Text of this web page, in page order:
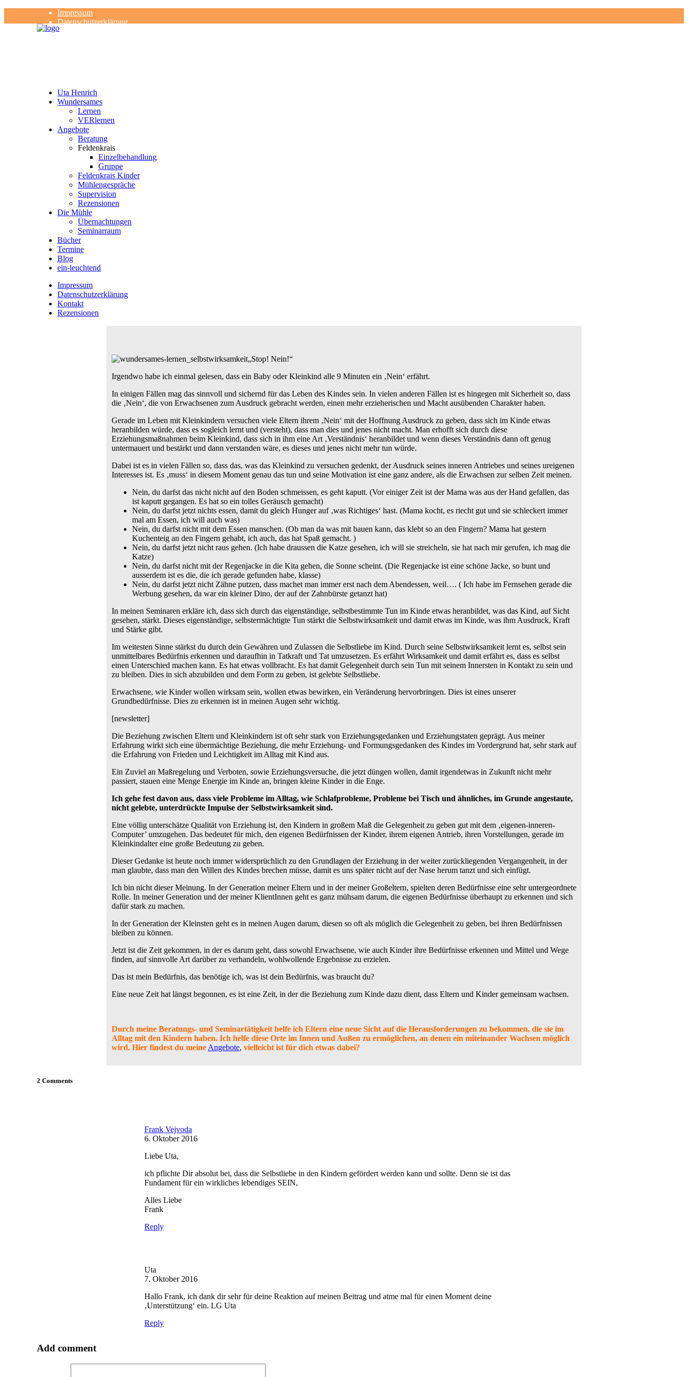
Impressum
Datenschutzerklärung
Kontakt
Uta Henrich
Wundersames
Lernen
VERlernen
Angebote
Beratung
Feldenkrais
Einzelbehandlung
Gruppe
Feldenkrais Kinder
Mühlengespräche
Supervision
Rezensionen
Die Mühle
Übernachtungen
Seminarraum
Bücher
Termine
Blog
ein-leuchtend
Impressum
Datenschutzerklärung
Kontakt
Rezensionen
„Stop! Nein!“
Irgendwo habe ich einmal gelesen, dass ein Baby oder Kleinkind alle 9 Minuten ein ‚Nein‘ erfährt.
In einigen Fällen mag das sinnvoll und sichernd für das Leben des Kindes sein. In vielen anderen Fällen ist es hingegen mit Sicherheit so, dass
die ‚Nein‘, die von Erwachsenen zum Ausdruck gebracht werden, einen mehr erzieherischen und Macht ausübenden Charakter haben.
Gerade im Leben mit Kleinkindern versuchen viele Eltern ihrem ‚Nein‘ mit der Hoffnung Ausdruck zu geben, dass sich im Kinde etwas
heranbilden würde, dass es sogleich lernt und (versteht), dass man dies und jenes nicht macht. Man erhofft sich durch diese
Erziehungsmaßnahmen beim Kleinkind, dass sich in ihm eine Art ‚Verständnis‘ heranbildet und wenn dieses Verständnis dann oft genug
untermauert und bestärkt und dann verstanden wäre, es dieses und jenes nicht mehr tun würde.
Dabei ist es in vielen Fällen so, dass das, was das Kleinkind zu versuchen gedenkt, der Ausdruck seines inneren Antriebes und seines ureigenen
Interesses ist. Es ‚muss‘ in diesem Moment genau das tun und seine Motivation ist eine ganz andere, als die Erwachsen zur selben Zeit meinen.
Nein, du darfst das nicht nicht auf den Boden schmeissen, es geht kaputt. (Vor einiger Zeit ist der Mama was aus der Hand gefallen, das
ist kaputt gegangen. Es hat so ein tolles Geräusch gemacht)
Nein, du darfst jetzt nichts essen, damit du gleich Hunger auf ‚was Richtiges‘ hast. (Mama kocht, es riecht gut und sie schleckert immer
mal am Essen, ich will auch was)
Nein, du darfst nicht mit dem Essen manschen. (Ob man da was mit bauen kann, das klebt so an den Fingern? Mama hat gestern
Kuchenteig an den Fingern gehabt, ich auch, das hat Spaß gemacht. )
Nein, du darfst jetzt nicht raus gehen. (Ich habe draussen die Katze gesehen, ich will sie streicheln, sie hat nach mir gerufen, ich mag die
Katze)
Nein, du darfst nicht mit der Regenjacke in die Kita gehen, die Sonne scheint. (Die Regenjacke ist eine schöne Jacke, so bunt und
ausserdem ist es die, die ich gerade gefunden habe, klasse)
Nein, du darfst jetzt nicht Zähne putzen, dass machet man immer erst nach dem Abendessen, weil…. ( Ich habe im Fernsehen gerade die
Werbung gesehen, da war ein kleiner Dino, der auf der Zahnbürste getanzt hat)
In meinen Seminaren erkläre ich, dass sich durch das eigenständige, selbstbestimmte Tun im Kinde etwas heranbildet, was das Kind, auf Sicht
gesehen, stärkt. Dieses eigenständige, selbstermächtigte Tun stärkt die Selbstwirksamkeit und damit etwas im Kinde, was ihm Ausdruck, Kraft
und Stärke gibt.
Im weitesten Sinne stärkst du durch dein Gewähren und Zulassen die Selbstliebe im Kind. Durch seine Selbstwirksamkeit lernt es, selbst sein
unmittelbares Bedürfnis erkennen und daraufhin in Tatkraft und Tat umzusetzen. Es erfährt Wirksamkeit und damit erfährt es, dass es selbst
einen Unterschied machen kann. Es hat etwas vollbracht. Es hat damit Gelegenheit durch sein Tun mit seinem Innersten in Kontakt zu sein und
zu bleiben. Dies in sich abzubilden und dem Form zu geben, ist gelebte Selbstliebe.
Erwachsene, wie Kinder wollen wirksam sein, wollen etwas bewirken, ein Veränderung hervorbringen. Dies ist eines unserer
Grundbedürfnisse. Dies zu erkennen ist in meinen Augen sehr wichtig.
[newsletter]
Die Beziehung zwischen Eltern und Kleinkindern ist oft sehr stark von Erziehungsgedanken und Erziehungstaten geprägt. Aus meiner
Erfahrung wirkt sich eine übermächtige Beziehung, die mehr Erziehung- und Formungsgedanken des Kindes im Vordergrund hat, sehr stark auf
die Erfahrung von Frieden und Leichtigkeit im Alltag mit Kind aus.
Ein Zuviel an Maßregelung und Verboten, sowie Erziehungsversuche, die jetzt düngen wollen, damit irgendetwas in Zukunft nicht mehr
passiert, stauen eine Menge Energie im Kinde an, bringen kleine Kinder in die Enge.
Ich gehe fest davon aus, dass viele Probleme im Alltag, wie Schlafprobleme, Probleme bei Tisch und ähnliches, im Grunde angestaute,
nicht gelebte, unterdrückte Impulse der Selbstwirksamkeit sind.
Eine völlig unterschätze Qualität von Erziehung ist, den Kindern in großem Maß die Gelegenheit zu geben gut mit dem ‚eigenen-inneren-
Computer’ umzugehen. Das bedeutet für mich, den eigenen Bedürfnissen der Kinder, ihrem eigenen Antrieb, ihren Vorstellungen, gerade im
Kleinkindalter eine große Bedeutung zu geben.
Dieser Gedanke ist heute noch immer widersprüchlich zu den Grundlagen der Erziehung in der weiter zurückliegenden Vergangenheit, in der
man glaubte, dass man den Willen des Kindes brechen müsse, damit es uns später nicht auf der Nase herum tanzt und sich einfügt.
Ich bin nicht dieser Meinung. In der Generation meiner Eltern und in der meiner Großeltern, spielten deren Bedürfnisse eine sehr untergeordnete
Rolle. In meiner Generation und der meiner KlientInnen geht es ganz mühsam darum, die eigenen Bedürfnisse überhaupt zu erkennen und sich
dafür stark zu machen.
In der Generation der Kleinsten geht es in meinen Augen darum, diesen so oft als möglich die Gelegenheit zu geben, bei ihren Bedürfnissen
bleiben zu können.
Jetzt ist die Zeit gekommen, in der es darum geht, dass sowohl Erwachsene, wie auch Kinder ihre Bedürfnisse erkennen und Mittel und Wege
finden, auf sinnvolle Art darüber zu verhandeln, wohlwollende Ergebnisse zu erzielen.
Das ist mein Bedürfnis, das benötige ich, was ist dein Bedürfnis, was braucht du?
Eine neue Zeit hat längst begonnen, es ist eine Zeit, in der die Beziehung zum Kinde dazu dient, dass Eltern und Kinder gemeinsam wachsen.
Durch meine Beratungs- und Seminartätigkeit helfe ich Eltern eine neue Sicht auf die Herausforderungen zu bekommen, die sie im
Alltag mit den Kindern haben. Ich helfe diese Orte im Innen und Außen zu ermöglichen, an denen ein miteinander Wachsen möglich
wird. Hier findest du meine Angebote, vielleicht ist für dich etwas dabei?
2 Comments
Frank Vejvoda
6. Oktober 2016
Liebe Uta,
ich pflichte Dir absolut bei, dass die Selbstliebe in den Kindern gefördert werden kann und sollte. Denn sie ist das
Fundament für ein wirkliches lebendiges SEIN,
Alles Liebe
Frank
Reply
Uta
7. Oktober 2016
Hallo Frank, ich dank dir sehr für deine Reaktion auf meinen Beitrag und atme mal für einen Moment deine
‚Unterstützung‘ ein. LG Uta
Reply
Add comment